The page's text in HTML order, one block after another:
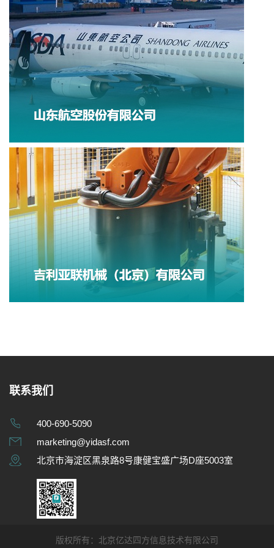
联系我们
400-690-5090
marketing@yidasf.com
北京市海淀区黑泉路8号康健宝盛广场D座5003室
版权所有：北京亿达四方信息技术有限公司